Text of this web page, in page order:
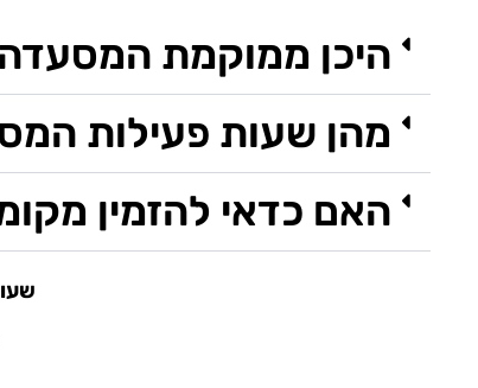
היכן ממוקמת
מהן שעות פעילות
האם כדאי להזמין